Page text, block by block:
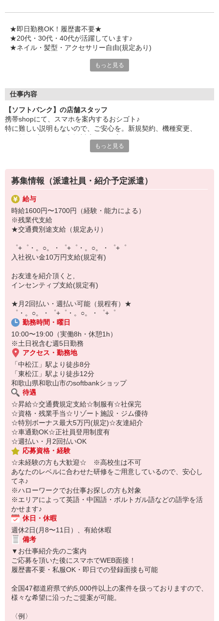
゜・。○。・゜+゜・。○。・゜+゜
★即日勤務OK！履歴書不要★
★20代・30代・40代が活躍しています♪
★ネイル・髪型・アクセサリー自由(規定あり)
各キャリアの新機種が特別価格で購入OK！！
特別割引価格でご利用可能☆
お得に過ごしたいあなたの味方です♪
【選べるお仕事いろいろ】
事務、経理、データ入力、コールセンター、受付
▼工場・製造・軽作業系
機械/食品製造・梱包・仕分け・加工・組立・検査
▼美容系
眉毛サロンのアイブロウ・ネイリスト・エステ
▼営業・販売
法人営業・アパレル販売・個別指導塾・人材紹介
▼人気案件も多数♪
短期・期間限定・オープニング・官公庁案件
上場/優良/大手企業など
【スマホ面接実施中】
￣￣￣￣￣￣￣￣￣
自宅に居ながらスマホでカンタン面接OK！
オンライン面談なのでスピード対応。
即日登録もOK♪
気になった方はお気軽にご相談ください！
もっと見る
仕事内容
【ソフトバンク】の店舗スタッフ
携帯shopにて、スマホを案内するおシゴト♪
特に難しい説明もないので、ご安心を。新規契約、機種変更、
満足度◎
■携帯やインターネット販売業務
docomo(ドコモ)/au(エーユー)・KDDI/softbank(ソフトバンク)など
の大手キャリアから
ワイモバイル(Y!mobille)、楽天モバイル、UQなど格安スマホまで幅
広く紹介可能♪
もっと見る
募集情報（派遣社員・紹介予定派遣）
給与
時給1600円〜1700円（経験・能力による）
※残業代支給
★交通費別途支給（規定あり）
゜+゜・。○。・゜+゜・。○。・゜+゜
入社祝い金10万円支給(規定有)
お友達を紹介頂くと,
インセンティブ支給(規定有)
★月2回払い・週払い可能（規程有）★
゜・。○。・゜+゜・。○。・゜+゜
勤務時間・曜日
10:00〜19:00（実働8h・休憩1h）
※土日祝含む週5日勤務
アクセス・勤務地
「中松江」駅より徒歩8分
「東松江」駅より徒歩12分
和歌山県和歌山市のsoftbankショップ
待遇
☆昇給☆交通費規定支給☆制服有☆社保完
☆資格・残業手当☆リゾート施設・ジム優待
☆特別ボーナス最大5万円(規定)☆友達紹介
☆車通勤OK☆正社員登用制度有
☆週払い・月2回払いOK
応募資格・経験
☆未経験の方も大歓迎☆ ※高校生は不可
あなたのレベルに合わせた研修をご用意しているので、安心し
てネ♪
※ハローワークでお仕事お探しの方も対象
※エリアによって英語・中国語・ポルトガル語などの語学を活
かせます♪
休日・休暇
週休2日(月8〜11日）、有給休暇
備考
▼お仕事紹介先のご案内
ご応募を頂いた後にスマホでWEB面接！
履歴書不要・私服OK・即日での登録面接も可能
全国47都道府県で約5,000件以上の案件を扱っておりますので、
様々な希望に沿ったご提案が可能。
〈例〉